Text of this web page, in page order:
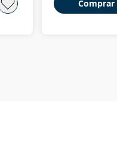
Comprar